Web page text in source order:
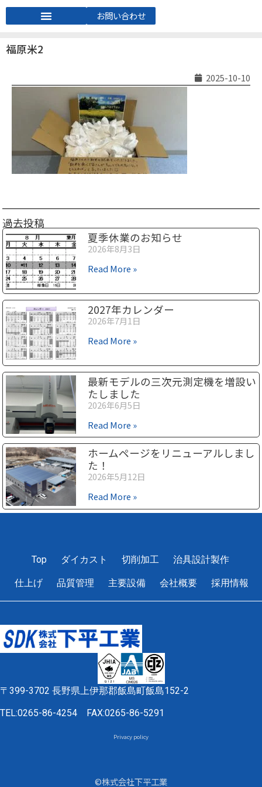
お問い合わせ
福原米2
2025-10-10
過去投稿
夏季休業のお知らせ
2026年8月3日
Read More »
2027年カレンダー
2026年7月1日
Read More »
最新モデルの三次元測定機を増設い
たしました
2026年6月5日
Read More »
ホームページをリニューアルしまし
た！
2026年5月12日
Read More »
Top ダイカスト 切削加工 治具設計製作
仕上げ 品質管理 主要設備 会社概要 採用情報
〒399-3702 長野県上伊那郡飯島町飯島152-2
TEL:0265-86-4254 FAX:0265-86-5291
Privacy policy
©株式会社下平工業